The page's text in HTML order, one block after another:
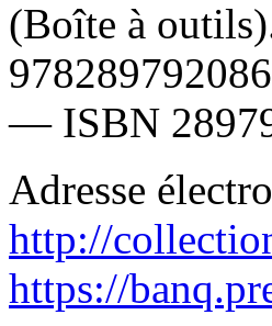
(Boîte à
— ISBN
Adresse
http://
https://